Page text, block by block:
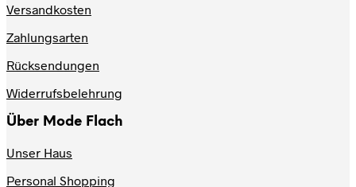
Versandkosten
Zahlungsarten
Rücksendungen
Widerrufsbelehrung
Über Mode Flach
Unser Haus
Personal Shopping